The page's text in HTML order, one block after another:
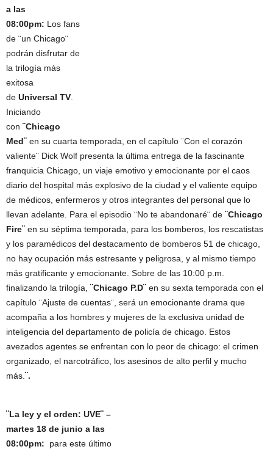
a las
08:00pm: Los fans
de ¨un Chicago¨
podrán disfrutar de
la trilogía más
exitosa
de Universal TV
Iniciando
con ¨Chicago
Med¨ en su cuarta temporada, en el capítulo ¨Con el corazón
valiente¨ Dick Wolf presenta la última entrega de la fascinante
franquicia Chicago, un viaje emotivo y emocionante por el caos
diario del hospital más explosivo de la ciudad y el valiente equipo
de médicos, enfermeros y otros integrantes del personal que lo
llevan adelante. Para el episodio ¨No te abandonaré¨ de ¨Chicago
Fire¨ en su séptima temporada, para los bomberos, los rescatistas
y los paramédicos del destacamento de bomberos 51 de chicago,
no hay ocupación más estresante y peligrosa, y al mismo tiempo
más gratificante y emocionante. Sobre de las 10:00 p.m.
finalizando la trilogía, ¨Chicago P.D¨ en su sexta temporada con el
capítulo ¨Ajuste de cuentas¨, será un emocionante drama que
acompaña a los hombres y mujeres de la exclusiva unidad de
inteligencia del departamento de policía de chicago. Estos
avezados agentes se enfrentan con lo peor de chicago: el crimen
organizado, el narcotráfico, los asesinos de alto perfil y mucho
más. ¨.
¨La ley y el orden: UVE¨ –
martes 18 de junio a las
08:00pm: para este último